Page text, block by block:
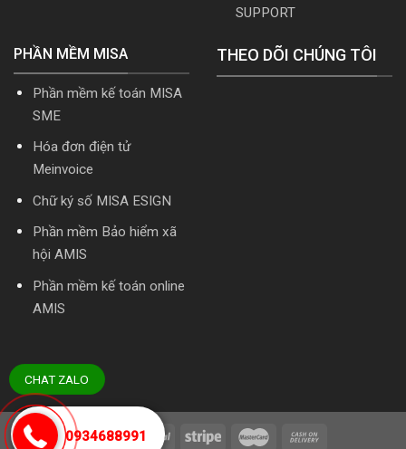
SUPPORT
PHẦN MỀM MISA
Phần mềm kế toán MISA
SME
Hóa đơn điện tử
Meinvoice
Chữ ký số MISA ESIGN
Phần mềm Bảo hiểm xã
hội AMIS
Phần mềm kế toán online
AMIS
THEO DÕI CHÚNG TÔI
CHAT ZALO
0934688991